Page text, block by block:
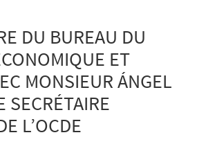
DU BUREAU DU
ET
MONSIEUR ÁNGEL
SECRÉTAIRE
L’OCDE